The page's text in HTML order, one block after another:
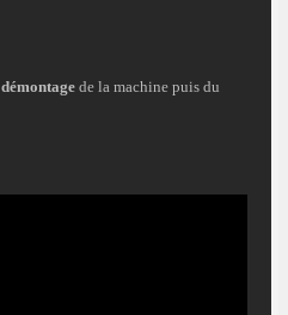
démontage de la machine puis du